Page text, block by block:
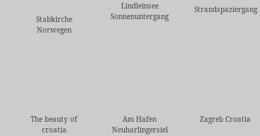
Stabkirche
Norwegen
Lindleinsee
Sonnenuntergang
Strandspaziergang
The beauty of
croatia
Am Hafen
Neuharlingersiel
Zagreb Croatia